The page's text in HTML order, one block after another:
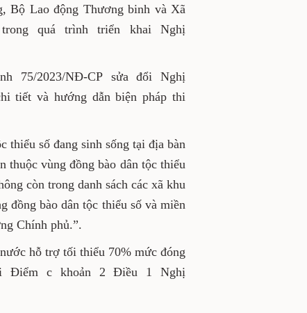
được công văn của một
thuộc Trung ương, Bộ Lao
khó khăn, vướng mắc trong
Bộ Y tế có ý kiến như sau:
định 75/2023/NĐ-CP sửa đổi
định chi tiết và hướng dẫn
y tế, trong đó:
dân tộc thiểu số đang sinh
III, thôn đặc biệt khó khăn
núi giai đoạn 2016-2020 mà
khu vực II, khu vực III, thôn
tộc thiểu số và miền núi giai
Chính phủ.”.
nhà nước hỗ trợ tối thiểu